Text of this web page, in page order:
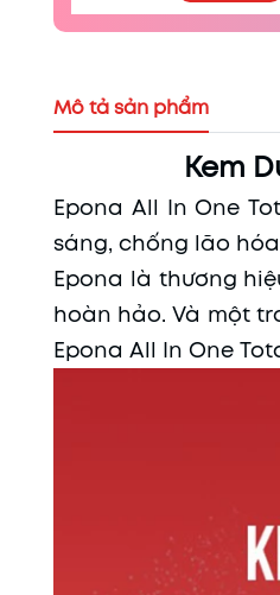
Mô tả sản phẩm
Kem
Epona All In One
sáng, chống lão
Epona là thương
hoàn hảo. Và một
Epona All In One